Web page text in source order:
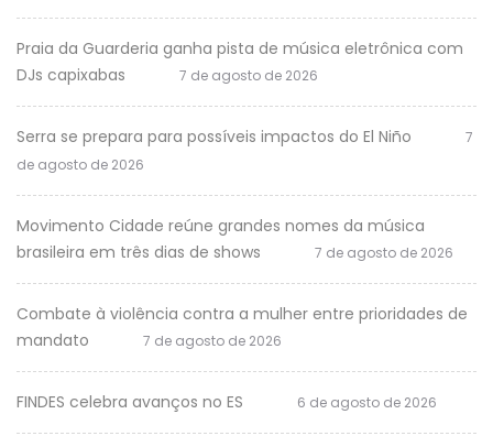
Praia da Guarderia ganha pista de música eletrônica com
DJs capixabas
7 de agosto de 2026
Serra se prepara para possíveis impactos do El Niño
7
de agosto de 2026
Movimento Cidade reúne grandes nomes da música
brasileira em três dias de shows
7 de agosto de 2026
Combate à violência contra a mulher entre prioridades de
mandato
7 de agosto de 2026
FINDES celebra avanços no ES 6 de agosto de 2026